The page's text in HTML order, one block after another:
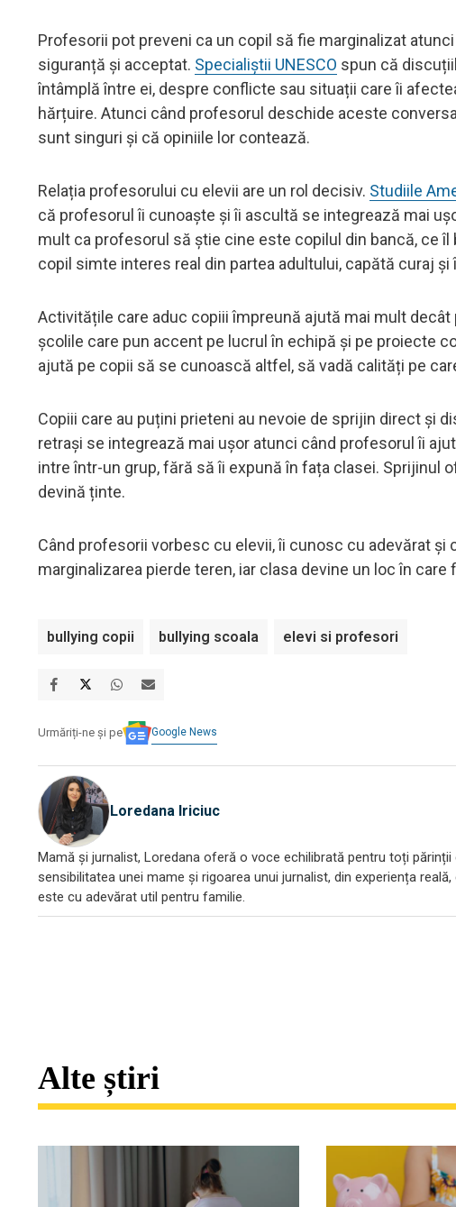
Profesorii pot preveni ca un copil să fie marginalizat
siguranță și acceptat. Specialiștii UNESCO spun că
întâmplă între ei, despre conflicte sau situații care îi
hărțuire. Atunci când profesorul deschide aceste
sunt singuri și că opiniile lor contează.
Relația profesorului cu elevii are un rol decisiv. Studiile
că profesorul îi cunoaște și îi ascultă se integrează mai
mult ca profesorul să știe cine este copilul din bancă, ce
copil simte interes real din partea adultului, capătă curaj și
Activitățile care aduc copiii împreună ajută mai mult decât
școlile care pun accent pe lucrul în echipă și pe proiecte
ajută pe copii să se cunoască altfel, să vadă calități pe
Copiii care au puțini prieteni au nevoie de sprijin direct și
retrași se integrează mai ușor atunci când profesorul îi
intre într-un grup, fără să îi expună în fața clasei.
devină ținte.
Când profesorii vorbesc cu elevii, îi cunosc cu adevărat
marginalizarea pierde teren, iar clasa devine un loc în
bullying copii bullying scoala elevi si profesori
Urmăriți-ne și pe Google News
Loredana Iriciuc
Mamă și jurnalist, Loredana oferă o voce echilibrată pentru toți
sensibilitatea unei mame și rigoarea unui jurnalist, din experiența
este cu adevărat util pentru familie.
Alte știri